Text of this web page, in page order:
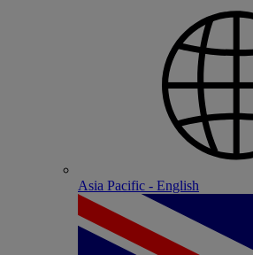
Asia Pacific - English